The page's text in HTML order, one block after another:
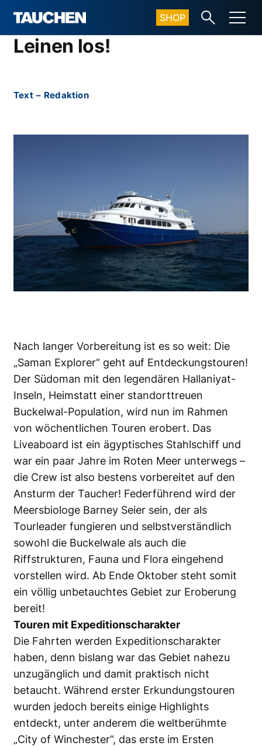
SHOP
Leinen los!
Text – Redaktion
Nach langer Vorbereitung ist es so weit: Die
„Saman Explorer“ geht auf Entdeckungstouren!
Der Südoman mit den legendären Hallaniyat-
Inseln, Heimstatt einer standorttreuen
Buckelwal-Population, wird nun im Rahmen
von wöchentlichen Touren erobert. Das
Liveaboard ist ein ägyptisches Stahlschiff und
war ein paar Jahre im Roten Meer unterwegs –
die Crew ist also bestens vorbereitet auf den
Ansturm der Taucher! Federführend wird der
Meersbiologe Barney Seier sein, der als
Tourleader fungieren und selbstverständlich
sowohl die Buckelwale als auch die
Riffstrukturen, Fauna und Flora eingehend
vorstellen wird. Ab Ende Oktober steht somit
ein völlig unbetauchtes Gebiet zur Eroberung
bereit!
Touren mit Expeditionscharakter
Die Fahrten werden Expeditionscharakter
haben, denn bislang war das Gebiet nahezu
unzugänglich und damit praktisch nicht
betaucht. Während erster Erkundungstouren
wurden jedoch bereits einige Highlights
entdeckt, unter anderem die weltberühmte
„City of Winchester“, das erste im Ersten